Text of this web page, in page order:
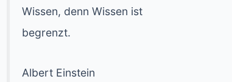
Wissen, denn Wissen ist
begrenzt.
Albert Einstein